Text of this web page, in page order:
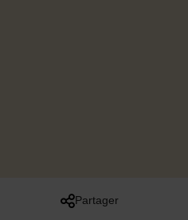
Liste des liens de
Partager